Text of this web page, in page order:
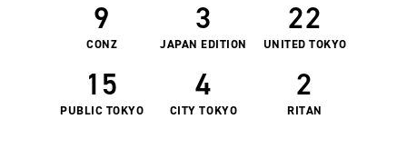
9
CONZ
3
JAPAN EDITION
22
UNITED TOKYO
15
PUBLIC TOKYO
4
CITY TOKYO
2
RITAN